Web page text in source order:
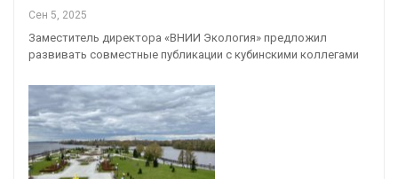
Сен 5, 2025
Заместитель директора «ВНИИ Экология» предложил
развивать совместные публикации с кубинскими коллегами